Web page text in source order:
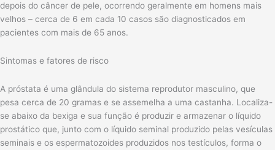
depois do câncer de pele, ocorrendo geralmente em homens mais
velhos – cerca de 6 em cada 10 casos são diagnosticados em
pacientes com mais de 65 anos.
Sintomas e fatores de risco
A próstata é uma glândula do sistema reprodutor masculino, que
pesa cerca de 20 gramas e se assemelha a uma castanha. Localiza-
se abaixo da bexiga e sua função é produzir e armazenar o líquido
prostático que, junto com o líquido seminal produzido pelas vesículas
seminais e os espermatozoides produzidos nos testículos, forma o